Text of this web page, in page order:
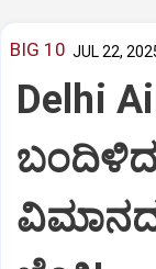
BIG 10 JUL 22,
Delhi